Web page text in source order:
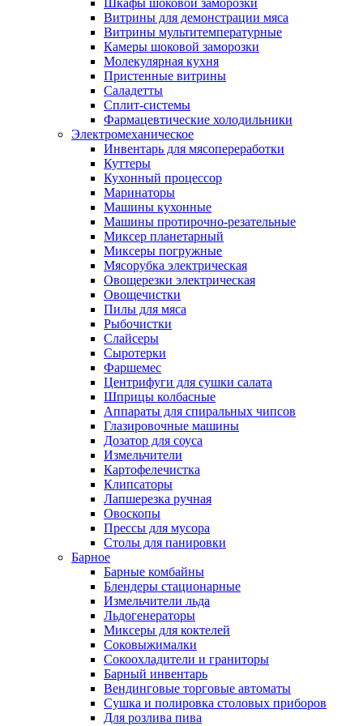
Шкафы шоковой заморозки
Витрины для демонстрации мяса
Витрины мультитемпературные
Камеры шоковой заморозки
Молекулярная кухня
Пристенные витрины
Саладетты
Сплит-системы
Фармацевтические холодильники
Электромеханическое
Инвентарь для мясопереработки
Куттеры
Кухонный процессор
Маринаторы
Машины кухонные
Машины протирочно-резательные
Миксер планетарный
Миксеры погружные
Мясорубка электрическая
Овощерезки электрическая
Овощечистки
Пилы для мяса
Рыбочистки
Слайсеры
Сыротерки
Фаршемес
Центрифуги для сушки салата
Шприцы колбасные
Аппараты для спиральных чипсов
Глазировочные машины
Дозатор для соуса
Измельчители
Картофелечистка
Клипсаторы
Лапшерезка ручная
Овоскопы
Прессы для мусора
Столы для панировки
Барное
Барные комбайны
Блендеры стационарные
Измельчители льда
Льдогенераторы
Миксеры для коктелей
Соковыжималки
Сокоохладители и граниторы
Барный инвентарь
Вендинговые торговые автоматы
Сушка и полировка столовых приборов
Для розлива пива